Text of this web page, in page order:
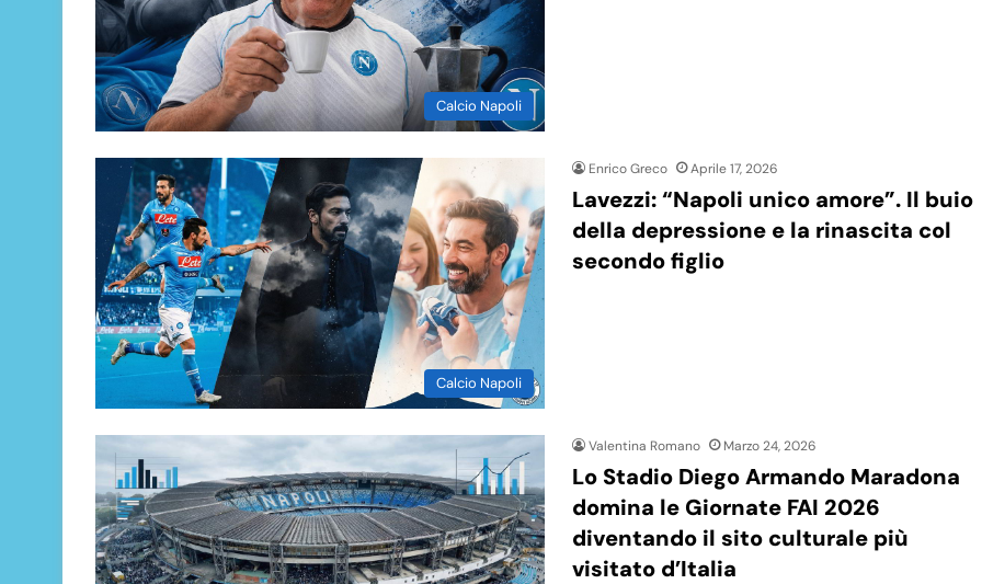
Calcio Napoli
Calcio Napoli
Enrico Greco Aprile 17, 2026
Lavezzi: “Napoli unico amore”. Il buio
della depressione e la rinascita col
secondo figlio
Valentina Romano Marzo 24, 2026
Lo Stadio Diego Armando Maradona
domina le Giornate FAI 2026
diventando il sito culturale più
visitato d’Italia